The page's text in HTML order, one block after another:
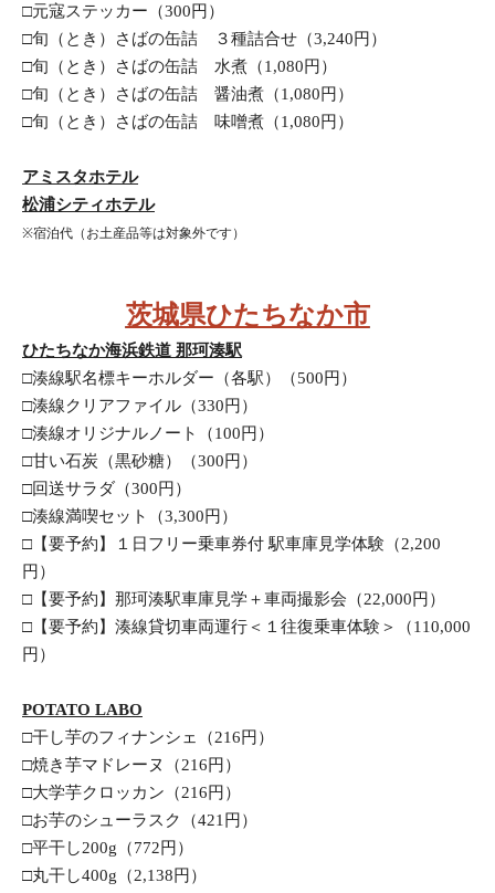
□元寇ステッカー（300円）
□旬（とき）さばの缶詰　３種詰合せ（3,240円）
□旬（とき）さばの缶詰　水煮（1,080円）
□旬（とき）さばの缶詰　醤油煮（1,080円）
□旬（とき）さばの缶詰　味噌煮（1,080円）
アミスタホテル
松浦シティホテル
※宿泊代（お土産品等は対象外です）
茨城県ひたちなか市
ひたちなか海浜鉄道 那珂湊駅
□湊線駅名標キーホルダー（各駅）（500円）
□湊線クリアファイル（330円）
□湊線オリジナルノート（100円）
□甘い石炭（黒砂糖）（300円）
□回送サラダ（300円）
□湊線満喫セット（3,300円）
□【要予約】１日フリー乗車券付 駅車庫見学体験（2,200
円）
□【要予約】那珂湊駅車庫見学＋車両撮影会（22,000円）
□【要予約】湊線貸切車両運行＜１往復乗車体験＞（110,000
円）
POTATO LABO
□干し芋のフィナンシェ（216円）
□焼き芋マドレーヌ（216円）
□大学芋クロッカン（216円）
□お芋のシューラスク（421円）
□平干し200g（772円）
□丸干し400g（2,138円）